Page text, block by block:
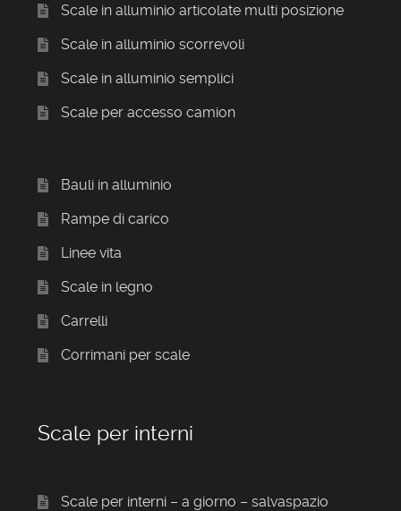
Scale in alluminio articolate multi posizione
Scale in alluminio scorrevoli
Scale in alluminio semplici
Scale per accesso camion
Bauli in alluminio
Rampe di carico
Linee vita
Scale in legno
Carrelli
Corrimani per scale
Scale per interni
Scale per interni – a giorno – salvaspazio